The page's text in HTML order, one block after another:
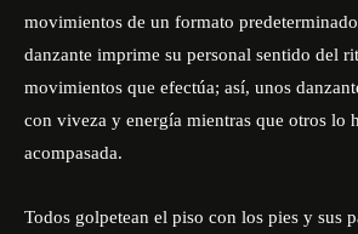
movimientos de un formato
danzante imprime su personal sentido del
movimientos que efectúa; así, unos
con viveza y energía mientras que otros lo
acompasada.
Todos golpetean el piso con los pies y sus